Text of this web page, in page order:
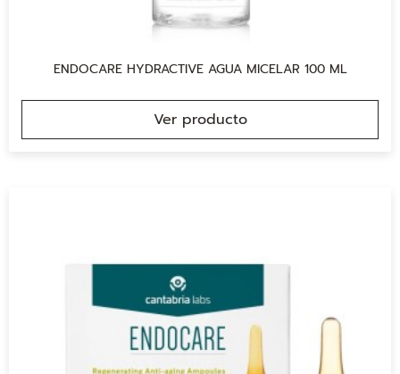
ENDOCARE HYDRACTIVE AGUA MICELAR 100 ML
Ver producto